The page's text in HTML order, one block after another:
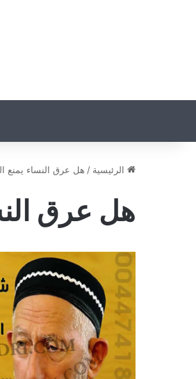
الرئيسية / هل عرق النساء يمنع
هل عرق